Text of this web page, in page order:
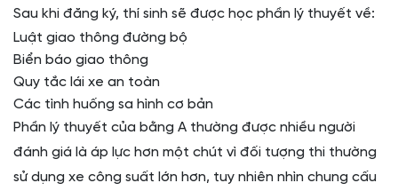
Sau khi đăng ký, thí sinh sẽ được học phần lý thuyết về:
Luật giao thông đường bộ
Biển báo giao thông
Quy tắc lái xe an toàn
Các tình huống sa hình cơ bản
Phần lý thuyết của bằng A thường được nhiều người
đánh giá là áp lực hơn một chút vì đối tượng thi thường
sử dụng xe công suất lớn hơn, tuy nhiên nhìn chung cấu